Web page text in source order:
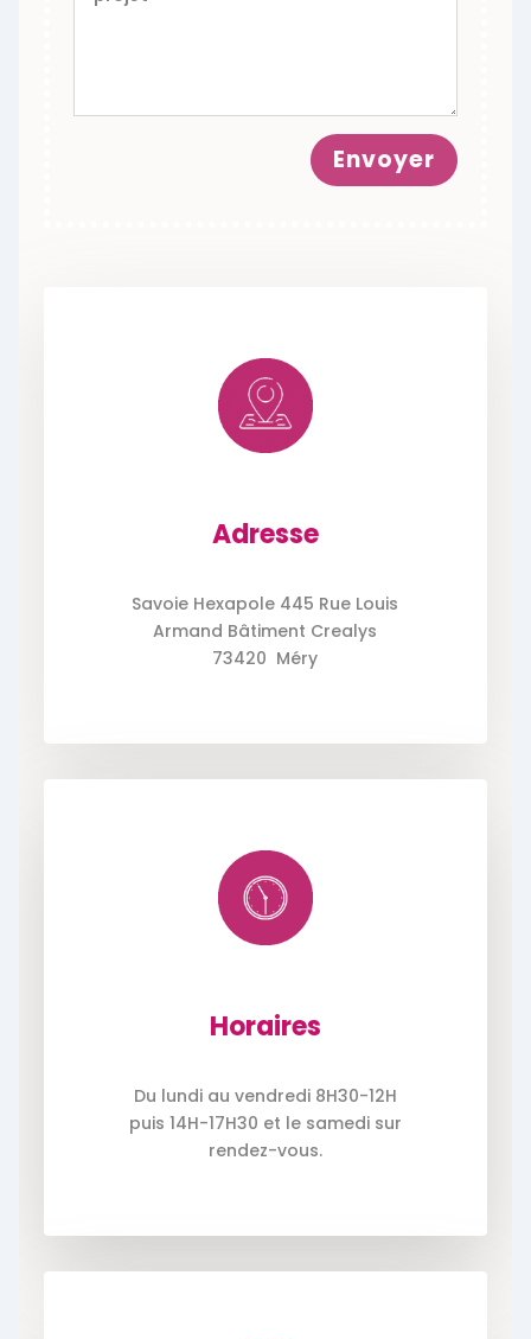
Envoyer
Adresse
Savoie Hexapole 445 Rue Louis
Armand Bâtiment Crealys
73420 Méry
Horaires
Du lundi au vendredi 8H30-12H
puis 14H-17H30 et le samedi sur
rendez-vous.